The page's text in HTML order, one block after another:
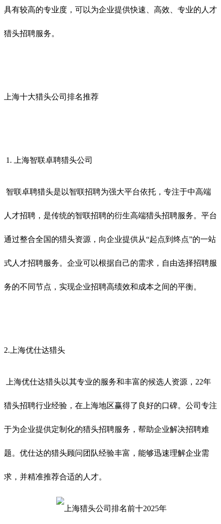
具有较高的专业度，可以为企业提供快速、高效、专业的人才
猎头招聘服务。
上海十大猎头公司排名推荐
1. 上海智联卓聘猎头公司
智联卓聘猎头是以智联招聘为强大平台依托，专注于中高端
人才招聘，是传统的智联招聘的衍生高端猎头招聘服务。平台
通过整合全国的猎头资源，向企业提供从“起点到终点”的一站
式人才招聘服务。企业可以根据自己的需求，自由选择招聘服
务的不同节点，实现企业招聘高绩效和成本之间的平衡。
2. 上海优仕达猎头
上海优仕达猎头以其专业的服务和丰富的候选人资源，22年
猎头招聘行业经验，在上海地区赢得了良好的口碑。公司专注
于为企业提供定制化的猎头招聘服务，帮助企业解决招聘难
题。优仕达的猎头顾问团队经验丰富，能够迅速理解企业需
求，并精准推荐合适的人才。